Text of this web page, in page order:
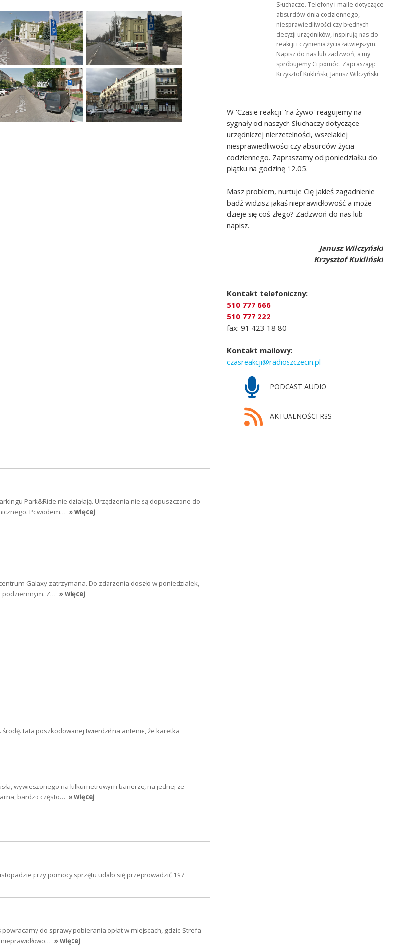
Słuchacze. Telefony i maile dotyczące
absurdów dnia codziennego,
niesprawiedliwości czy błędnych
decyzji urzędników, inspirują nas do
reakcji i czynienia życia łatwiejszym.
Napisz do nas lub zadzwoń, a my
spróbujemy Ci pomóc. Zapraszają:
Krzysztof Kukliński, Janusz Wilczyński
W 'Czasie reakcji' 'na żywo' reagujemy na
sygnały od naszych Słuchaczy dotyczące
urzędniczej nierzetelności, wszelakiej
niesprawiedliwości czy absurdów życia
codziennego. Zapraszamy od poniedziałku do
piątku na godzinę 12.05.
Masz problem, nurtuje Cię jakieś zagadnienie
bądź widzisz jakąś nieprawidłowość a może
dzieje się coś złego? Zadzwoń do nas lub
napisz.
Janusz Wilczyński
Krzysztof Kukliński
Kontakt telefoniczny:
510 777 666
510 777 222
fax: 91 423 18 80
Kontakt mailowy:
czasreakcji@radioszczecin.pl
PODCAST AUDIO
AKTUALNOŚCI RSS
Park&Ride nie działają. Urządzenia nie są dopuszczone do
Powodem… » więcej
Galaxy zatrzymana. Do zdarzenia doszło w poniedziałek,
podziemnym. Z… » więcej
tata poszkodowanej twierdził na antenie, że karetka
wywieszonego na kilkumetrowym banerze, na jednej ze
bardzo często… » więcej
przy pomocy sprzętu udało się przeprowadzić 197
powracamy do sprawy pobierania opłat w miejscach, gdzie Strefa
» więcej